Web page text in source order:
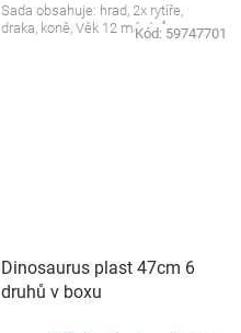
Sada obsahuje: hrad, 2x rytíře,
draka, koně, Věk 12 měsíců+
Kód: 59747701
Dinosaurus plast 47cm 6
druhů v boxu